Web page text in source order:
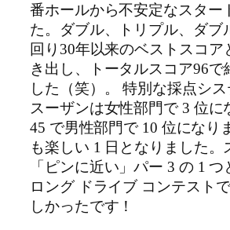
番ホールから不安定なスター
た。ダブル、トリプル、ダブ
回り30年以来のベストスコア
き出し、トータルスコア96で
した（笑）。 特別な採点シス
スーザンは女性部門で 3 位に
45 で男性部門で 10 位になり
も楽しい 1 日となりました。
「ピンに近い」パー 3 の 1
ロング ドライブ コンテスト
しかったです！